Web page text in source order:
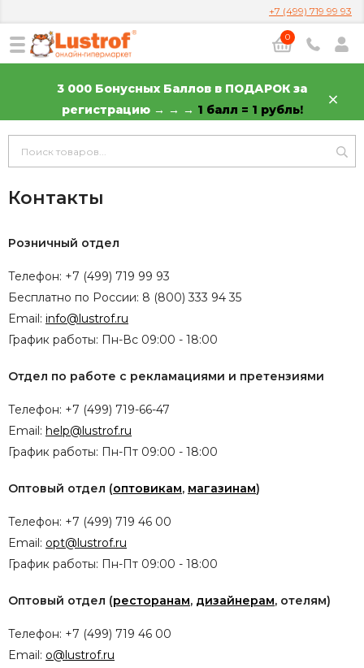
+7 (499) 719 99 93
0
3 000 Бонусных Баллов в ПОДАРОК за
регистрацию → → → 1 балл = 1 рубль!
Контакты
Розничный отдел
Телефон: +7 (499) 719 99 93
Бесплатно по России: 8 (800) 333 94 35
Email: info@lustrof.ru
График работы: Пн-Вс 09:00 - 18:00
Отдел по работе с рекламациями и претензиями
Телефон: +7 (499) 719-66-47
Email: help@lustrof.ru
График работы: Пн-Пт 09:00 - 18:00
Оптовый отдел (оптовикам, магазинам)
Телефон: +7 (499) 719 46 00
Email: opt@lustrof.ru
График работы: Пн-Пт 09:00 - 18:00
Оптовый отдел (ресторанам, дизайнерам, отелям)
Телефон: +7 (499) 719 46 00
Email: o@lustrof.ru